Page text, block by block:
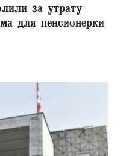
за утрату
для пенсионерки